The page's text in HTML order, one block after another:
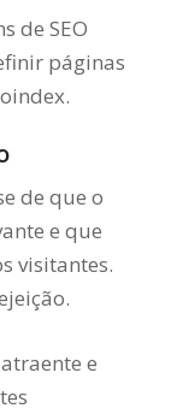
de SEO
páginas
de que o
e que
visitantes.
e